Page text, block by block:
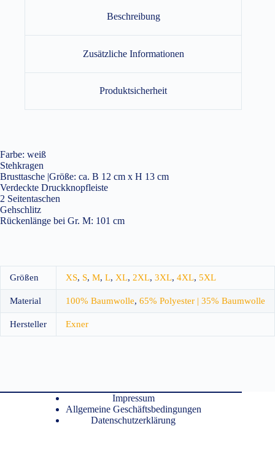
Beschreibung
Zusätzliche Informationen
Produktsicherheit
Farbe: weiß
Stehkragen
Brusttasche |Größe: ca. B 12 cm x H 13 cm
Verdeckte Druckknopfleiste
2 Seitentaschen
Gehschlitz
Rückenlänge bei Gr. M: 101 cm
Größen XS, S, M, L, XL, 2XL, 3XL, 4XL, 5XL
Material 100% Baumwolle, 65% Polyester | 35% Baumwolle
Hersteller Exner
Impressum
Allgemeine Geschäftsbedingungen
Datenschutzerklärung